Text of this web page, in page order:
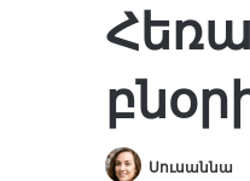
Սուսաննա